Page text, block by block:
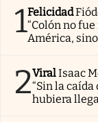
1Felicidad
“Colón no
América,
2ViralIsaac
“Sin la
hubiera